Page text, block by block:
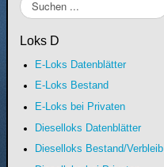
...
Loks D
E-Loks Datenblätter
E-Loks Bestand
E-Loks bei Privaten
Dieselloks Datenblätter
Dieselloks Bestand/Verbleib